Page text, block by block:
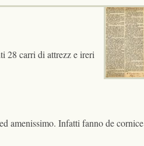
28 carri di attrezz e ireri
amenissimo. Infatti fanno de cornice